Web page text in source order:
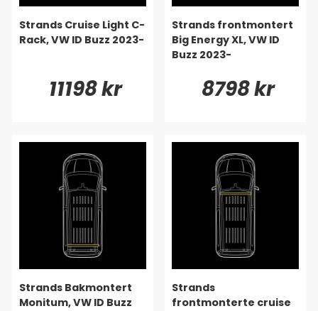
Strands Cruise Light C-
Rack, VW ID Buzz 2023-
11198 kr
Strands frontmontert
Big Energy XL, VW ID
Buzz 2023-
8798 kr
Strands Bakmontert
Monitum, VW ID Buzz
Strands
frontmonterte cruise